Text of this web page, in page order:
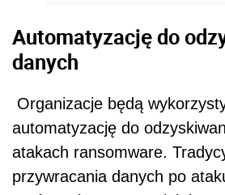
Automatyzację do
danych
Organizacje będą
automatyzację do
atakach ransomware.
przywracania danych po